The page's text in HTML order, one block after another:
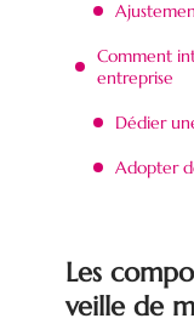
Comment
entreprise
Dédier
Adopter
Les
veille de